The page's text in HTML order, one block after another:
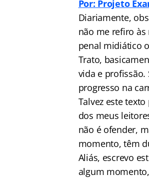
Por: Projeto
Diariamente,
não me refiro às
penal midiático
Trato,
vida e
progresso na
Talvez este
dos meus
não é ofender,
momento, têm
Aliás, escrevo
algum